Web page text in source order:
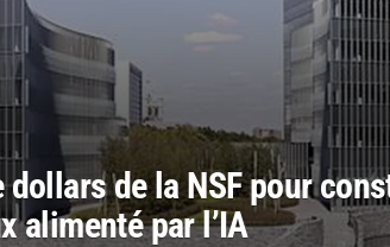
de la NSF pour
alimenté par l’IA